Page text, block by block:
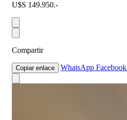
U$S 149.950.-
Compartir
Copiar enlace WhatsApp Facebook